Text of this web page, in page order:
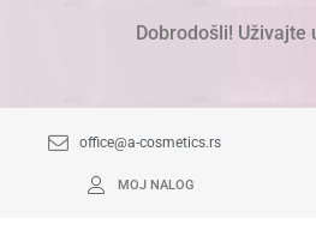
Dobrodošli! Uživajte
office@a-cosmetics.rs
MOJ NALOG